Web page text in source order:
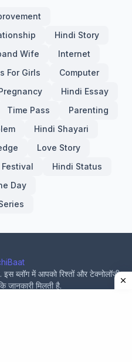
Hindi Story
Wife
Internet
For Girls
Computer
Hindi Essay
Time Pass
Parenting
Hindi Shayari
Love Story
Festival
Hindi Status
Day
ब्लॉग में आपको रिश्तों और टेक्नोलॉजी
जानकारी मिलती है.